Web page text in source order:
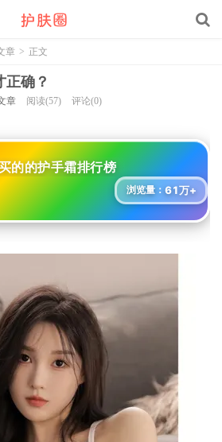
章 > 正文
正确？
章 阅读(57) 评论(0)
的的护手霜排行榜
浏览量：61万+